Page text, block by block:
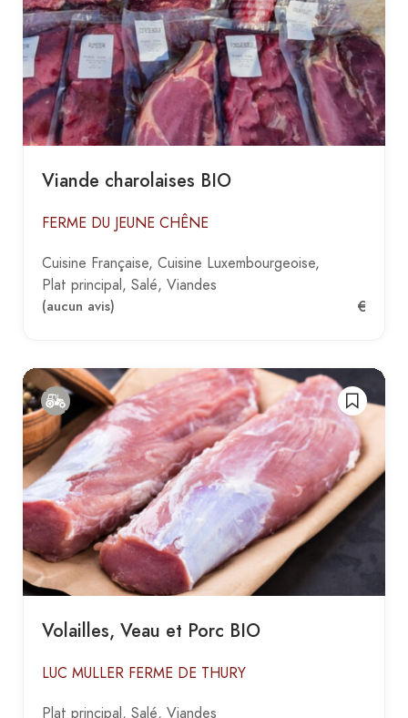
Viande charolaises BIO
FERME DU JEUNE CHÊNE
Cuisine Française Cuisine Luxembourgeoise
Plat principal Salé Viandes
(aucun avis)
€
Volailles, Veau et Porc BIO
LUC MULLER FERME DE THURY
Plat principal Salé Viandes